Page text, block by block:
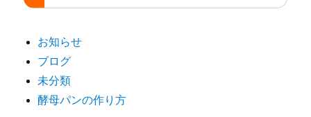
お知らせ
ブログ
未分類
酵母パンの作り方